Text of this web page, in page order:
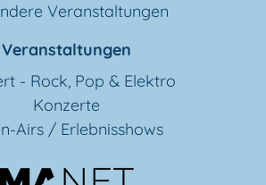
Veranstaltungen
Veranstaltungen
- Rock, Pop & Elektro
Konzerte
Airs / Erlebnisshows